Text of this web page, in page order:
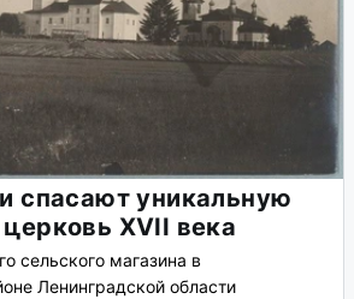
спасают уникальную
XVII века
сельского магазина в
Ленинградской области